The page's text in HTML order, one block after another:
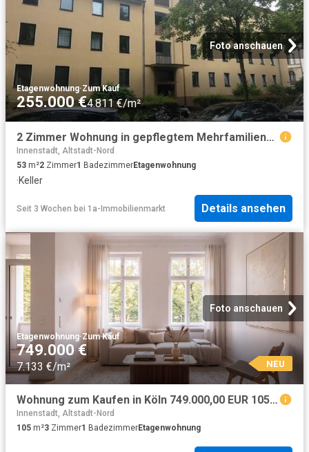
Foto anschauen
Etagenwohnung·Zum Kauf
255.000 €4.811 €/m²
2 Zimmer Wohnung in gepflegtem Mehrfamilienhaus bezugsfrei
Innenstadt, Altstadt-Nord
53 m²2 Zimmer1 BadezimmerEtagenwohnung
·Keller
Seit 3 Wochen bei 1a-Immobilienmarkt Details ansehen
Foto anschauen
Etagenwohnung·Zum Kauf
749.000 €
7.133 €/m² NEU
Wohnung zum Kaufen in Köln 749.000,00 EUR 105 m²
Innenstadt, Altstadt-Nord
105 m²3 Zimmer1 BadezimmerEtagenwohnung